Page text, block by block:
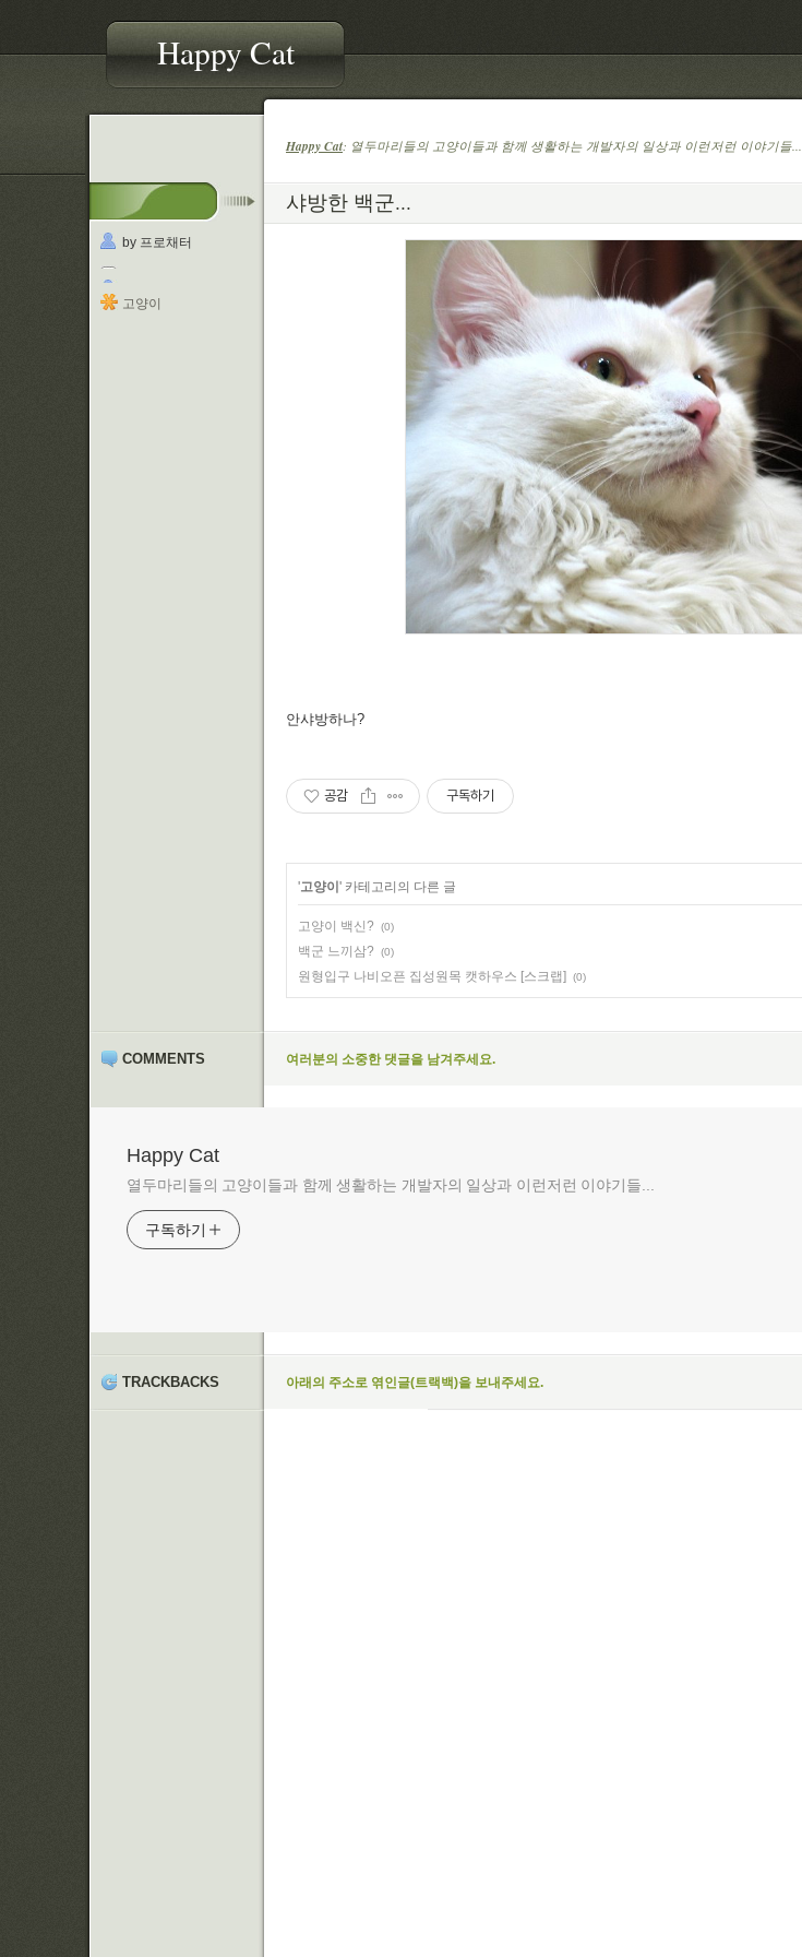
Happy Cat
Happy Cat: 열두마리들의 고양이들과 함께 생활하는 개발자의 일상과 이런저런 이야기들...
by 프로채터
고양이
샤방한 백군...
안샤방하나?
공감 구독하기
'고양이 ' 카테고리의 다른 글
고양이 백신? (0)
백군 느끼삼? (0)
원형입구 나비오픈 집성원목 캣하우스 [스크랩] (0)
COMMENTS 여러분의 소중한 댓글을 남겨주세요.
Happy Cat
열두마리들의 고양이들과 함께 생활하는 개발자의 일상과 이런저런 이야기들...
구독하기
TRACKBACKS 아래의 주소로 엮인글(트랙백)을 보내주세요.